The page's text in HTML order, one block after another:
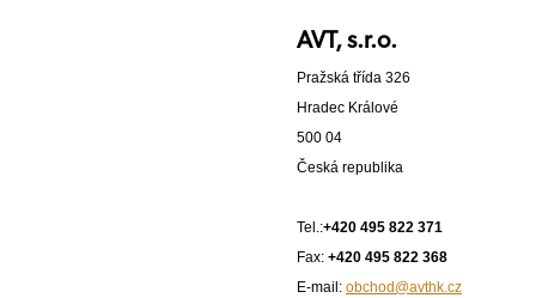
AVT, s.r.o.
Pražská třída 326
Hradec Králové
500 04
Česká republika
Tel.:+420 495 822 371
Fax: +420 495 822 368
E-mail: obchod@avthk.cz